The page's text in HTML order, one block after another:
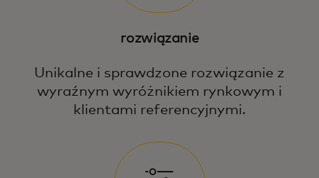
rozwiązanie
Unikalne i sprawdzone rozwiązanie z
wyraźnym wyróżnikiem rynkowym i
klientami referencyjnymi.